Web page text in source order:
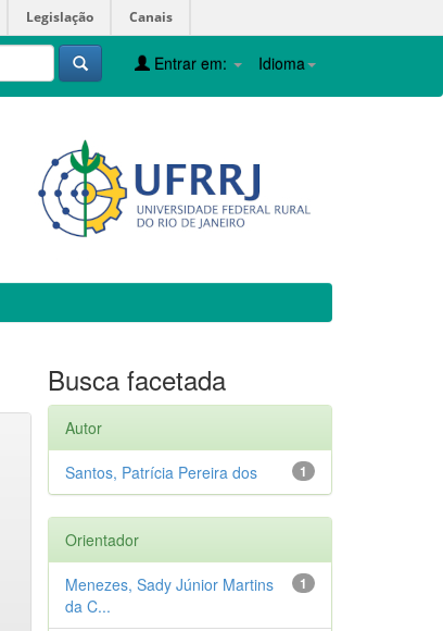
Legislação Canais
Idioma
Entrar em:
Busca facetada
Autor
1
Santos, Patrícia Pereira dos
Orientador
1
Menezes, Sady Júnior Martins
da C...